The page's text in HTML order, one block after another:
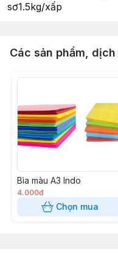
sơ1.5kg/xấp
Các sản phẩm,
Bìa màu A3 Indo
4.000đ
Chọn mua